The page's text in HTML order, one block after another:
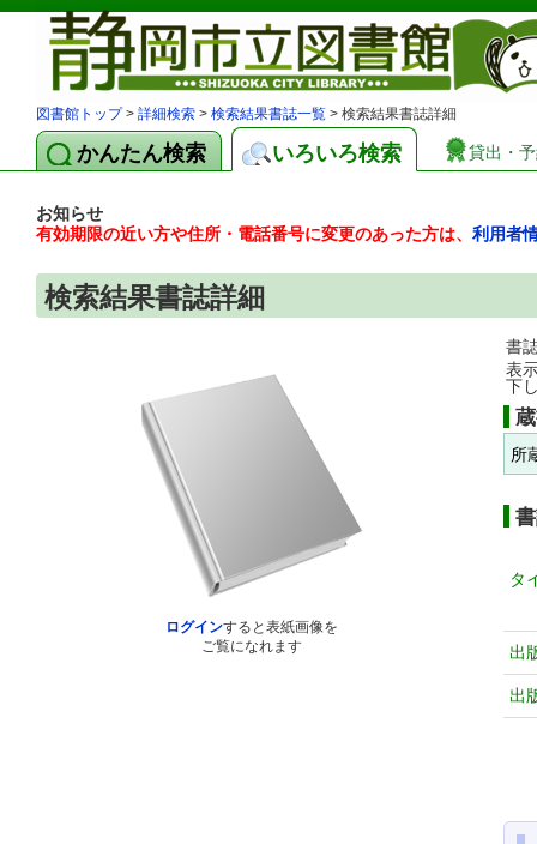
図書館トップ> 詳細検索 > 検索結果書誌一覧 > 検索結果書誌詳細
かんたん検索 いろいろ検索 貸出・
お知らせ
有効期限の近い方や住所・電話番号に変更のあった方は、 利用者
検索結果書誌詳細
ログインすると表紙画像を
ご覧になれます
書
表
下
所
タ
出
出